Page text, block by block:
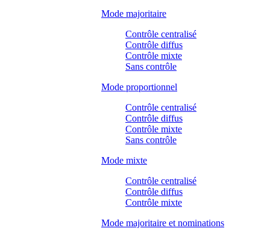
Mode majoritaire
Contrôle centralisé
Contrôle diffus
Contrôle mixte
Sans contrôle
Mode proportionnel
Contrôle centralisé
Contrôle diffus
Contrôle mixte
Sans contrôle
Mode mixte
Contrôle centralisé
Contrôle diffus
Contrôle mixte
Mode majoritaire et nominations